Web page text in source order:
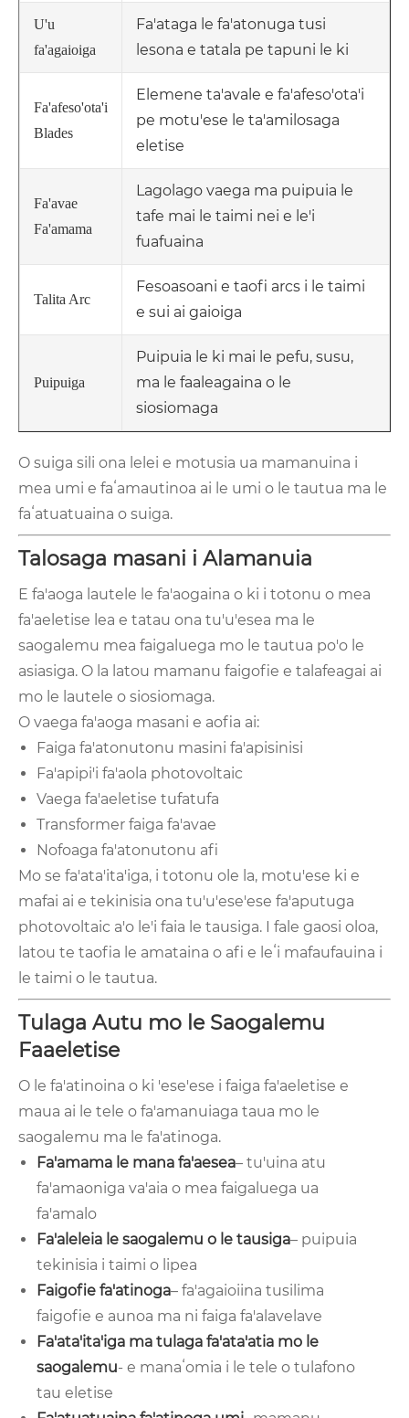
U'u
fa'agaioiga
Fa'ataga le fa'atonuga tusi
lesona e tatala pe tapuni le ki
Fa'afeso'ota'i
Blades
Elemene ta'avale e fa'afeso'ota'i
pe motu'ese le ta'amilosaga
eletise
Fa'avae
Fa'amama
Lagolago vaega ma puipuia le
tafe mai le taimi nei e le'i
fuafuaina
Talita Arc
Fesoasoani e taofi arcs i le taimi
e sui ai gaioiga
Puipuiga
Puipuia le ki mai le pefu, susu,
ma le faaleagaina o le
siosiomaga
O suiga sili ona lelei e motusia ua mamanuina i
mea umi e faʻamautinoa ai le umi o le tautua ma le
faʻatuatuaina o suiga.
Talosaga masani i Alamanuia
E fa'aoga lautele le fa'aogaina o ki i totonu o mea
fa'aeletise lea e tatau ona tu'u'esea ma le
saogalemu mea faigaluega mo le tautua po'o le
asiasiga. O la latou mamanu faigofie e talafeagai ai
mo le lautele o siosiomaga.
O vaega fa'aoga masani e aofia ai:
Faiga fa'atonutonu masini fa'apisinisi
Fa'apipi'i fa'aola photovoltaic
Vaega fa'aeletise tufatufa
Transformer faiga fa'avae
Nofoaga fa'atonutonu afi
Mo se fa'ata'ita'iga, i totonu ole la, motu'ese ki e
mafai ai e tekinisia ona tu'u'ese'ese fa'aputuga
photovoltaic a'o le'i faia le tausiga. I fale gaosi oloa,
latou te taofia le amataina o afi e leʻi mafaufauina i
le taimi o le tautua.
Tulaga Autu mo le Saogalemu
Faaeletise
O le fa'atinoina o ki 'ese'ese i faiga fa'aeletise e
maua ai le tele o fa'amanuiaga taua mo le
saogalemu ma le fa'atinoga.
Fa'amama le mana fa'aesea– tu'uina atu
fa'amaoniga va'aia o mea faigaluega ua
fa'amalo
Fa'aleleia le saogalemu o le tausiga– puipuia
tekinisia i taimi o lipea
Faigofie fa'atinoga– fa'agaioiina tusilima
faigofie e aunoa ma ni faiga fa'alavelave
Fa'ata'ita'iga ma tulaga fa'ata'atia mo le
saogalemu- e manaʻomia i le tele o tulafono
tau eletise